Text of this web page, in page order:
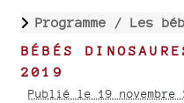
Programme / Les
BÉBÉS
2019
Publié le 19 novembre